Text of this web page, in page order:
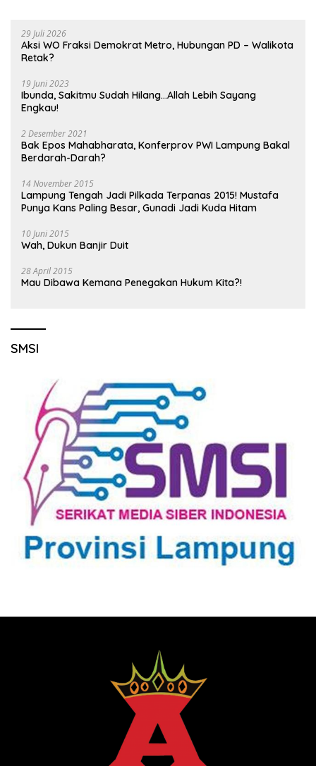
29 Juli 2026
Aksi WO Fraksi Demokrat Metro, Hubungan PD – Walikota
Retak?
19 Juni 2023
Ibunda, Sakitmu Sudah Hilang…Allah Lebih Sayang
Engkau!
2 Desember 2021
Bak Epos Mahabharata, Konferprov PWI Lampung Bakal
Berdarah-Darah?
14 November 2015
Lampung Tengah Jadi Pilkada Terpanas 2015! Mustafa
Punya Kans Paling Besar, Gunadi Jadi Kuda Hitam
10 Juni 2015
Wah, Dukun Banjir Duit
28 April 2015
Mau Dibawa Kemana Penegakan Hukum Kita?!
SMSI